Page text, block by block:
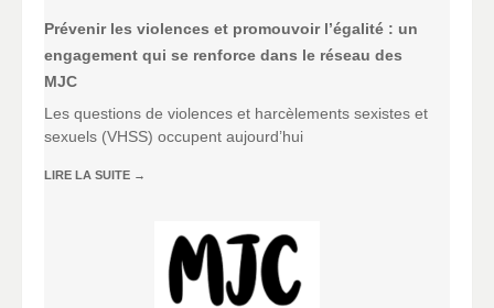
Prévenir les violences et promouvoir l’égalité : un
engagement qui se renforce dans le réseau des
MJC
Les questions de violences et harcèlements sexistes et
sexuels (VHSS) occupent aujourd’hui
LIRE LA SUITE →